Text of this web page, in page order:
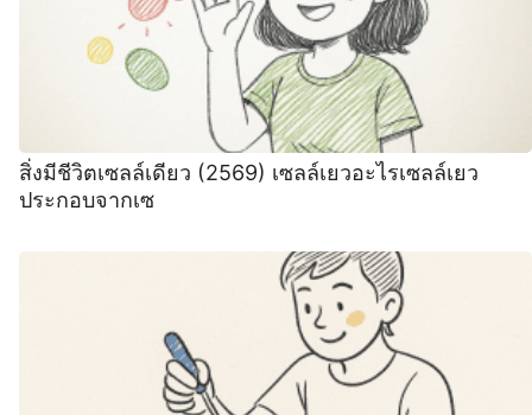
สิ่งมีชีวิตเซลล์เดียว (2569) เซลล์เยวอะไรเซลล์เยว
ประกอบจากเซ